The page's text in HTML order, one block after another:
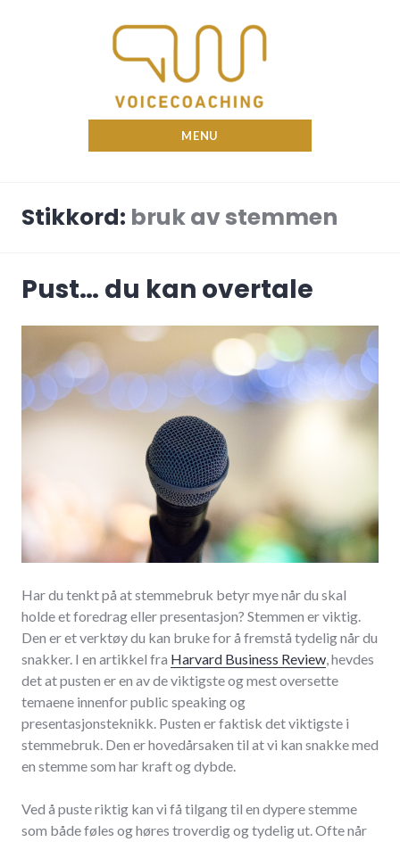
Nina Voicecoach
MENU
Stikkord: bruk av stemmen
Pust… du kan overtale
Har du tenkt på at stemmebruk betyr mye når du skal
holde et foredrag eller presentasjon? Stemmen er viktig.
Den er et verktøy du kan bruke for å fremstå tydelig når du
snakker. I en artikkel fra Harvard Business Review, hevdes
det at pusten er en av de viktigste og mest oversette
temaene innenfor public speaking og
presentasjonsteknikk. Pusten er faktisk det viktigste i
stemmebruk. Den er hovedårsaken til at vi kan snakke med
en stemme som har kraft og dybde.
Ved å puste riktig kan vi få tilgang til en dypere stemme
som både føles og høres troverdig og tydelig ut. Ofte når